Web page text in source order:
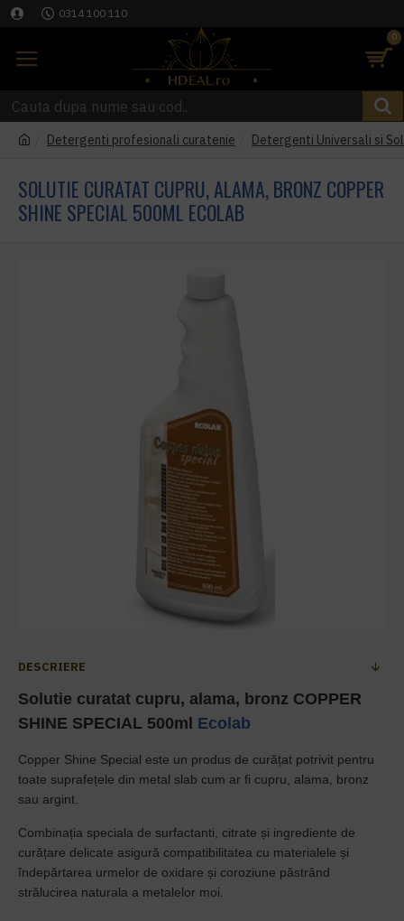
0314 100 110
0
Detergenti profesionali curatenie Detergenti Universali si
SOLUTIE CURATAT CUPRU, ALAMA, BRONZ COPPER
SHINE SPECIAL 500ML ECOLAB
DESCRIERE
Solutie curatat cupru, alama, bronz COPPER
SHINE SPECIAL 500ml Ecolab
Copper Shine Special este un produs de curățat potrivit pentru
toate suprafețele din metal slab cum ar fi cupru, alama, bronz
sau argint.
Combinația speciala de surfactanti, citrate și ingrediente de
curățare delicate asigură compatibilitatea cu materialele și
îndepărtarea urmelor de oxidare și coroziune păstrând
strălucirea naturala a metalelor moi.